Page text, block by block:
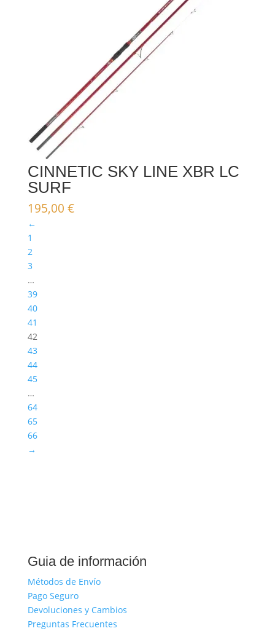
CINNETIC SKY LINE XBR LC
SURF
195,00 €
←
1
2
3
…
39
40
41
42
43
44
45
…
64
65
66
→
Guia de información
Métodos de Envío
Pago Seguro
Devoluciones y Cambios
Preguntas Frecuentes